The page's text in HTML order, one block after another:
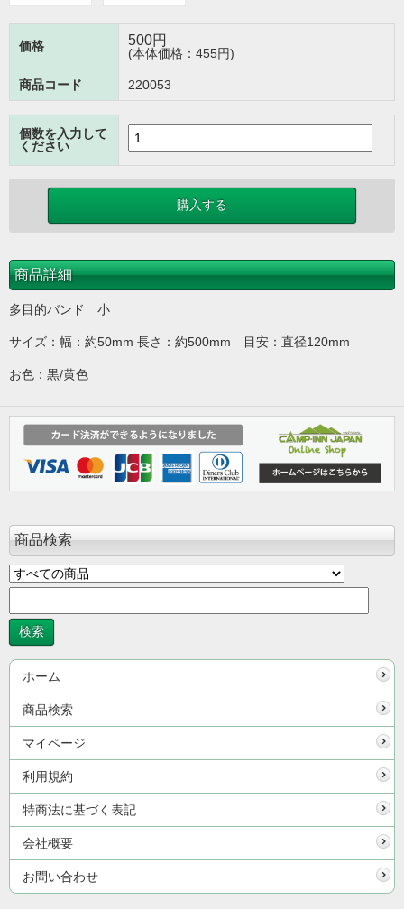
価格 500円
(本体価格：455円)
商品コード 220053
個数を入力して
ください
商品詳細
多目的バンド 小
サイズ：幅：約50mm 長さ：約500mm 目安：直径120mm
お色：黒/黄色
商品検索
ホーム
商品検索
マイページ
利用規約
特商法に基づく表記
会社概要
お問い合わせ